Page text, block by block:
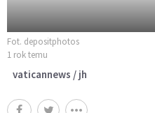
Fot. depositphotos
1 rok temu
vaticannews / jh